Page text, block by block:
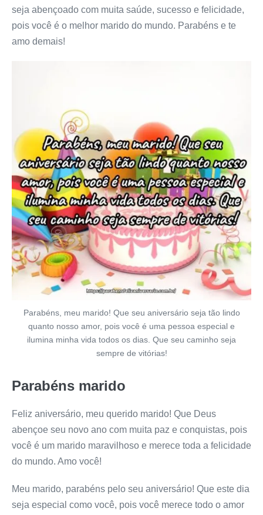
seja abençoado com muita saúde, sucesso e felicidade,
pois você é o melhor marido do mundo. Parabéns e te
amo demais!
Parabéns, meu marido! Que seu aniversário seja tão lindo
quanto nosso amor, pois você é uma pessoa especial e
ilumina minha vida todos os dias. Que seu caminho seja
sempre de vitórias!
Parabéns marido
Feliz aniversário, meu querido marido! Que Deus
abençoe seu novo ano com muita paz e conquistas, pois
você é um marido maravilhoso e merece toda a felicidade
do mundo. Amo você!
Meu marido, parabéns pelo seu aniversário! Que este dia
seja especial como você, pois você merece todo o amor